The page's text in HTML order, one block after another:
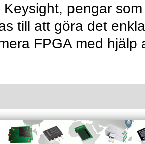
pengar som
till att göra det
FPGA med hjälp